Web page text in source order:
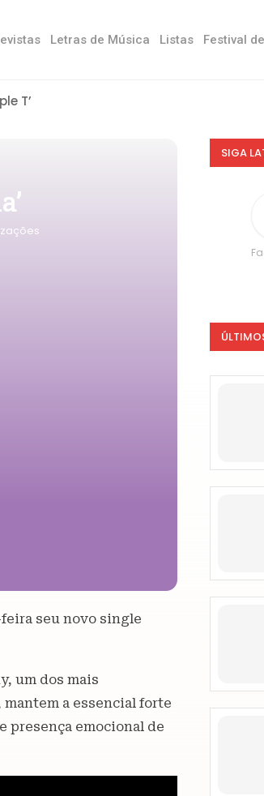
Letras de Música Listas Festival
T’
seu novo single
um dos mais
a essencial forte
presença emocional de
SIGA